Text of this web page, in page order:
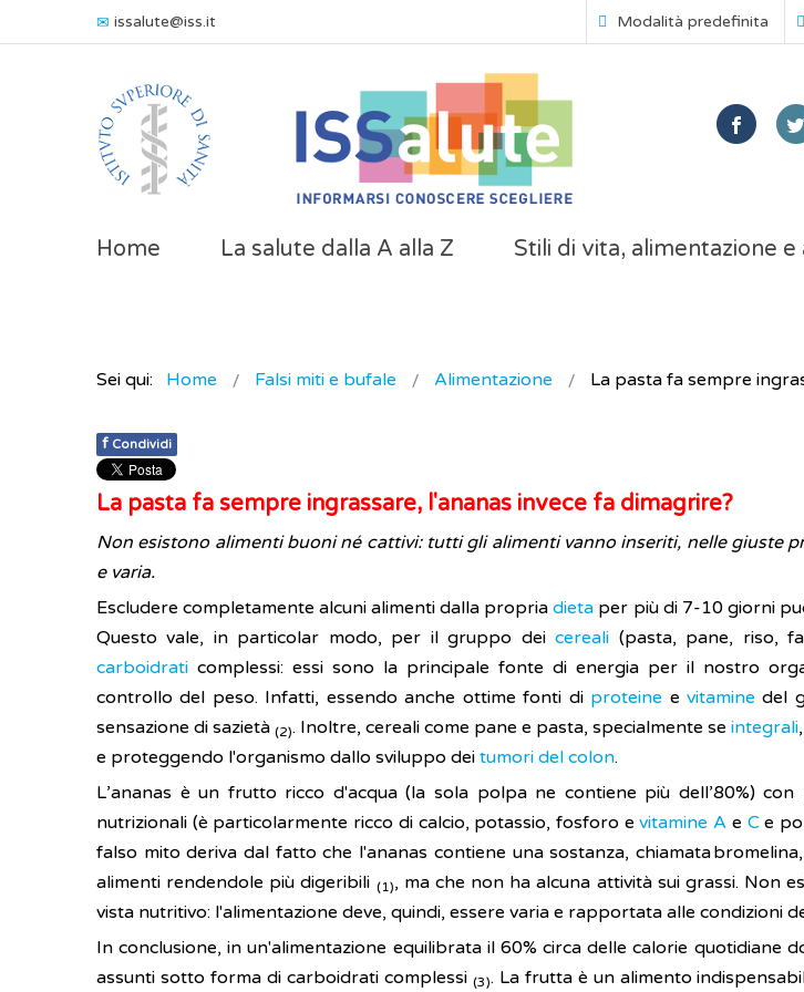
issalute@iss.it Modalità predefinita
Home La salute dalla A alla Z Stili di vita, alimentazione
Sei qui: Home Falsi miti e bufale Alimentazione La pasta fa sempre
f Condividi
La pasta fa sempre ingrassare, l'ananas invece fa dimagrire?
Non esistono alimenti buoni né cattivi: tutti gli alimenti vanno inseriti, nelle giuste
e varia.
Escludere completamente alcuni alimenti dalla propriadieta per più di 7-10 giorni
Questo vale, in particolar modo, per il gruppo deicereali (pasta, pane, riso,
carboidrati complessi: essi sono la principale fonte di energia per il nostro
controllo del peso. Infatti, essendo anche ottime fonti di proteine evitaminedel
sensazione di sazietà (2). Inoltre, cereali come pane e pasta, specialmente se integrali
e proteggendo l'organismo dallo sviluppo dei tumori del colon.
L’ananas è un frutto ricco d'acqua (la sola polpa ne contiene più dell’80%)
nutrizionali (è particolarmente ricco di calcio, potassio, fosforo evitamine A e Ce
falso mito deriva dal fatto che l'ananas contiene una sostanza, chiamata
alimenti rendendole più digeribili (1), ma che non ha alcuna attività sui grassi. Non
vista nutritivo: l'alimentazione deve, quindi, essere varia e rapportata alle condizioni
In conclusione, in un'alimentazione equilibrata il 60% circa delle calorie
assunti sotto forma di carboidrati complessi (3). La frutta è un alimento